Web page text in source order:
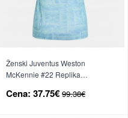
Ženski Juventus Weston
McKennie #22 Replika
26 Kratek Rokav
Cena: 37.75€ 99.38€